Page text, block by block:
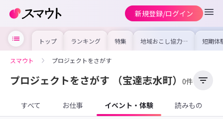
新規登録/ログイン
トップ ランキング 特集 地域おこし協力隊
の求人やイベント
を集めました！仕
けよう
短期体
り〜数
域を知
スマウト プロジェクトをさがす
プロジェクトをさがす （宝達志水町） 0件
すべて お仕事 イベント・体験 読みもの